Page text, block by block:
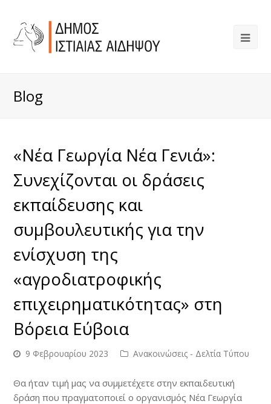
Blog
«Νέα Γεωργία Νέα Γενιά»:
Συνεχίζονται οι δράσεις
εκπαίδευσης και
συμβουλευτικής για την
ενίσχυση της
«αγροδιατροφικής
επιχειρηματικότητας» στη
Βόρεια Εύβοια
9 Φεβρουαρίου 2023 Ανακοινώσεις - Δελτία Τύπου
Θα ήταν τιμή μας να συμμετέχετε στην εκπαιδευτική
δράση που πραγματοποιεί ο οργανισμός Νέα Γεωργία